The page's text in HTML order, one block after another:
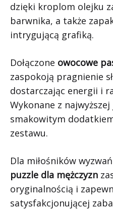
dzięki kroplom olejku
barwnika, a także
intrygującą grafiką.
Dołączone owocowe
zaspokoją pragnienie
dostarczając energii i
Wykonane z
smakowitym
zestawu.
Dla miłośników
puzzle dla mężczyzn
oryginalnością i
satysfakcjonującej